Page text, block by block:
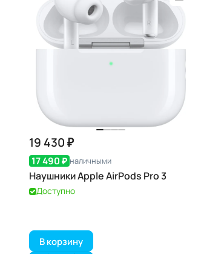
19 430 ₽
17 490 ₽ наличными
Наушники Apple AirPods Pro 3
Доступно
В корзину